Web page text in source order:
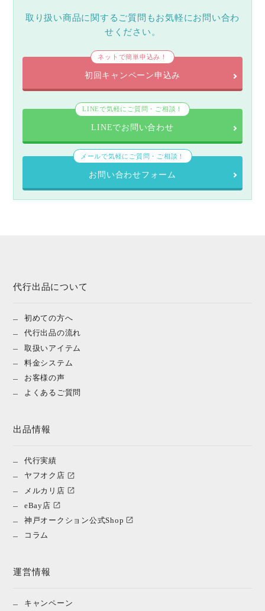
取り扱い商品に関するご質問もお気軽にお問い合わ
せください。
ネットで簡単申込み！
初回キャンペーン申込み
LINEで気軽にご質問・ご相談！
LINEでお問い合わせ
メールで気軽にご質問・ご相談！
お問い合わせフォーム
代行出品について
初めての方へ
代行出品の流れ
取扱いアイテム
料金システム
お客様の声
よくあるご質問
出品情報
代行実績
ヤフオク店
メルカリ店
eBay店
神戸オークション公式Shop
コラム
運営情報
キャンペーン